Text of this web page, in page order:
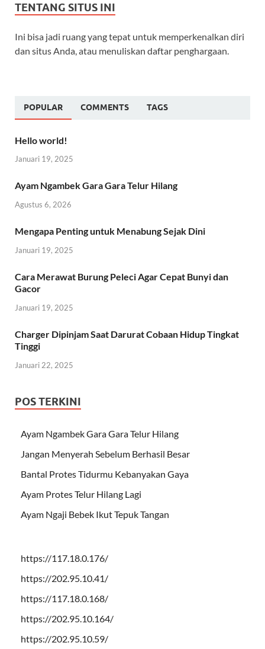
TENTANG SITUS INI
Ini bisa jadi ruang yang tepat untuk memperkenalkan diri
dan situs Anda, atau menuliskan daftar penghargaan.
POPULAR COMMENTS TAGS
Hello world!
Januari 19, 2025
Ayam Ngambek Gara Gara Telur Hilang
Agustus 6, 2026
Mengapa Penting untuk Menabung Sejak Dini
Januari 19, 2025
Cara Merawat Burung Peleci Agar Cepat Bunyi dan
Gacor
Januari 19, 2025
Charger Dipinjam Saat Darurat Cobaan Hidup Tingkat
Tinggi
Januari 22, 2025
POS TERKINI
Ayam Ngambek Gara Gara Telur Hilang
Jangan Menyerah Sebelum Berhasil Besar
Bantal Protes Tidurmu Kebanyakan Gaya
Ayam Protes Telur Hilang Lagi
Ayam Ngaji Bebek Ikut Tepuk Tangan
https://117.18.0.176/
https://202.95.10.41/
https://117.18.0.168/
https://202.95.10.164/
https://202.95.10.59/